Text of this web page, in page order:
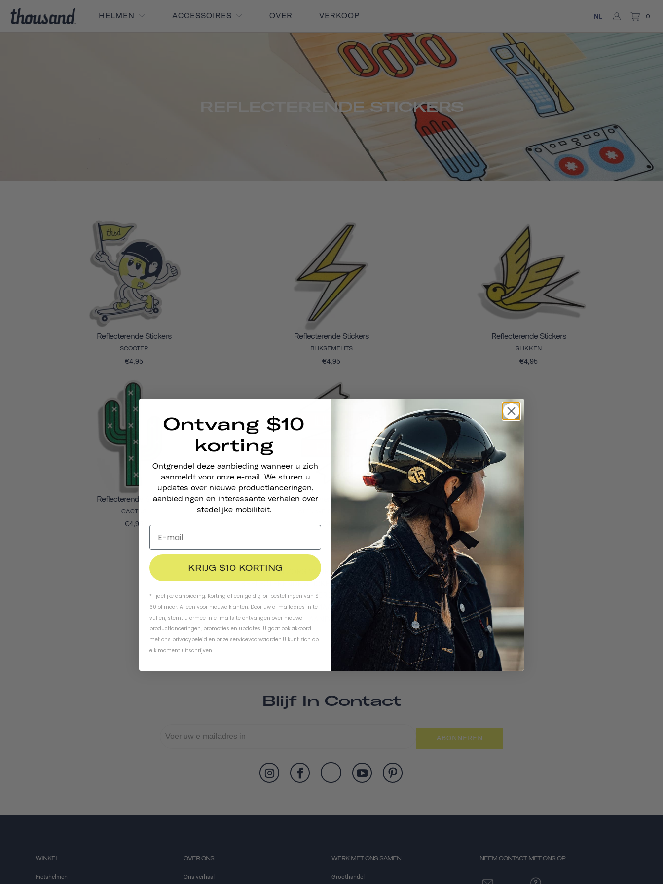
HELMEN ACCESSOIRES OVER VERKOOP NL 0
REFLECTERENDE STICKERS
Reflecterende Stickers
SCOOTER
€4,95
Reflecterende Stickers
BLIKSEMFLITS
€4,95
Reflecterende Stickers
SLIKKEN
€4,95
Reflecterende Stickers
CACTUS
€4,95
Reflecterende Stickers
LAAT JE ZIEN EN ZORG VOOR EXTRA VEILIGHEID MET ONZE
REFLECTERENDE STICKERS. ONZE STICKERS VOOR
VOLWASSENEN ZIJN WEERBESTENDIG EN PERMANENT,
ZODAT JE JE FIETS HELEMAAL NAAR EIGEN SMAAK KUNT
Blijf In Contact
ABONNEREN
WINKEL
Fietshelmen
OVER ONS
Ons verhaal
WERK MET ONS SAMEN
Groothandel
NEEM CONTACT MET ONS OP
Ontvang $10
korting
Ontgrendel deze aanbieding wanneer u zich
aanmeldt voor onze e-mail. We sturen u
updates over nieuwe productlanceringen,
aanbiedingen en interessante verhalen over
stedelijke mobiliteit.
KRIJG $10 KORTING
*Tijdelijke aanbieding. Korting alleen geldig bij bestellingen van $
60 of meer. Alleen voor nieuwe klanten. Door uw e-mailadres in te
vullen, stemt u ermee in e-mails te ontvangen over nieuwe
productlanceringen, promoties en updates. U gaat ook akkoord
met ons privacybeleid en onze servicevoorwaarden.U kunt zich op
elk moment uitschrijven.